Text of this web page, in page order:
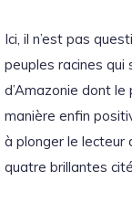
Ici, il n’est pas
peuples racines qui
d’Amazonie dont le
manière enfin
à plonger le lecteur
quatre brillantes